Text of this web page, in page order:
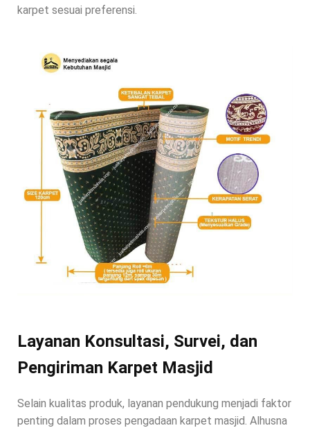
karpet sesuai preferensi.
Layanan Konsultasi, Survei, dan
Pengiriman Karpet Masjid
Selain kualitas produk, layanan pendukung menjadi faktor
penting dalam proses pengadaan karpet masjid. Alhusna